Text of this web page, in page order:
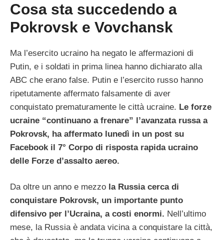
Cosa sta succedendo a
Pokrovsk e Vovchansk
Ma l’esercito ucraino ha negato le affermazioni di
Putin, e i soldati in prima linea hanno dichiarato alla
ABC che erano false. Putin e l’esercito russo hanno
ripetutamente affermato falsamente di aver
conquistato prematuramente le città ucraine. Le forze
ucraine “continuano a frenare” l’avanzata russa a
Pokrovsk, ha affermato lunedì in un post su
Facebook il 7° Corpo di risposta rapida ucraino
delle Forze d’assalto aereo.
Da oltre un anno e mezzo la Russia cerca di
conquistare Pokrovsk, un importante punto
difensivo per l’Ucraina, a costi enormi. Nell’ultimo
mese, la Russia è andata vicina a conquistare la città,